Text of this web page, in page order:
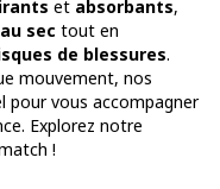
et absorbants,
sec tout en
de blessures.
mouvement, nos
pour vous accompagner
Explorez notre
!